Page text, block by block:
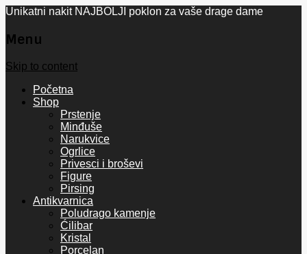
Unikatni nakit NAJBOLJI poklon za vaše drage dame
Menu
Skip to content
Početna
Shop
Prstenje
Minđuše
Narukvice
Ogrlice
Privesci i broševi
Figure
Pirsing
Antikvarnica
Poludrago kamenje
Ćilibar
Kristal
Porcelan